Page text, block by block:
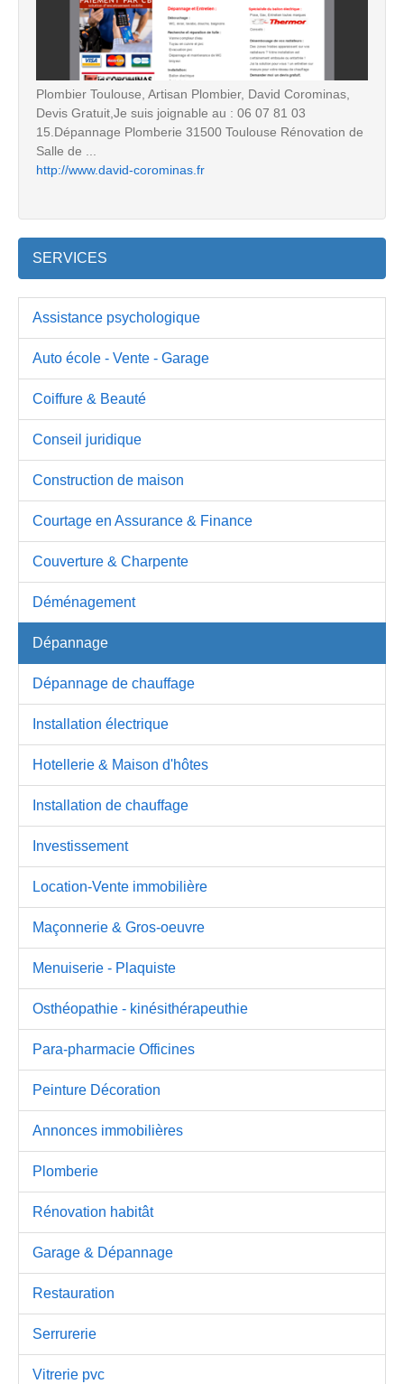
Plombier Toulouse, Artisan Plombier, David Corominas,
Devis Gratuit,Je suis joignable au : 06 07 81 03
15.Dépannage Plomberie 31500 Toulouse Rénovation de
Salle de ...
http://www.david-corominas.fr
SERVICES
Assistance psychologique
Auto école - Vente - Garage
Coiffure & Beauté
Conseil juridique
Construction de maison
Courtage en Assurance & Finance
Couverture & Charpente
Déménagement
Dépannage
Dépannage de chauffage
Installation électrique
Hotellerie & Maison d'hôtes
Installation de chauffage
Investissement
Location-Vente immobilière
Maçonnerie & Gros-oeuvre
Menuiserie - Plaquiste
Osthéopathie - kinésithérapeuthie
Para-pharmacie Officines
Peinture Décoration
Annonces immobilières
Plomberie
Rénovation habitât
Garage & Dépannage
Restauration
Serrurerie
Vitrerie pvc